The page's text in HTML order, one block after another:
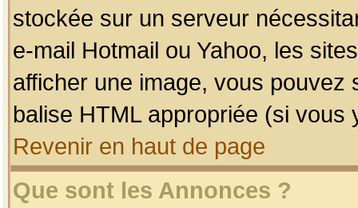
stockée sur un serveur
e-mail Hotmail ou Yahoo, les
afficher une image, vous pouvez
balise HTML appropriée (si vous
Revenir en haut de page
Que sont les Annonces ?